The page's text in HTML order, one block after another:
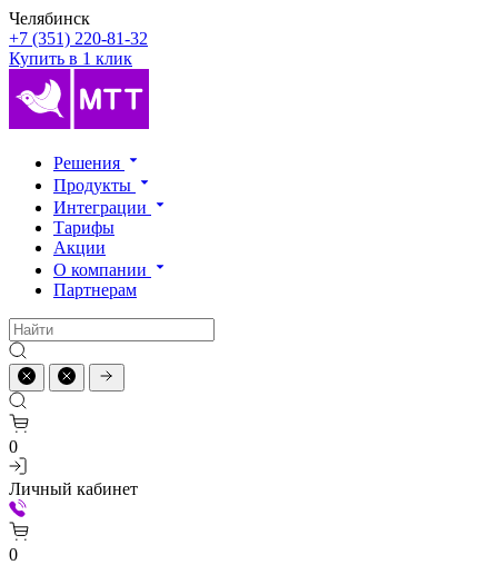
Челябинск
+7 (351) 220-81-32
Купить в 1 клик
Решения
Продукты
Интеграции
Тарифы
Акции
О компании
Партнерам
0
Личный кабинет
0